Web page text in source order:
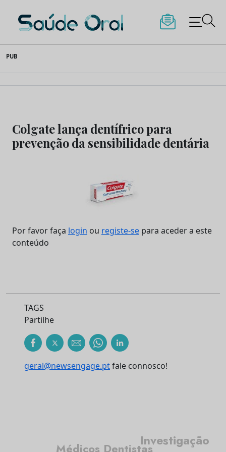
to
content
Saúde Oral
PUB
Colgate lança dentífrico para
prevenção da sensibilidade dentária
Por favor faça login ou registe-se para aceder a este
conteúdo
TAGS
Partilhe
geral@newsengage.ptfale connosco!
Médicos DentistasInvestigação